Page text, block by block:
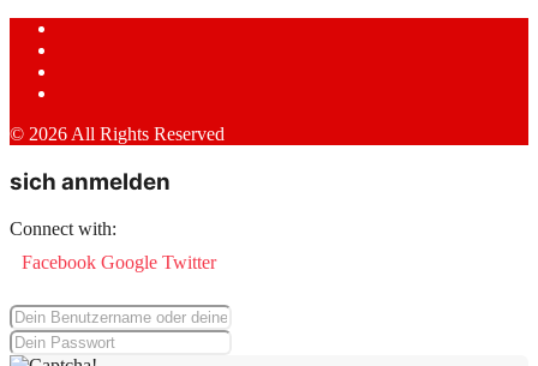
© 2026 All Rights Reserved
sich anmelden
Connect with:
Facebook Google Twitter